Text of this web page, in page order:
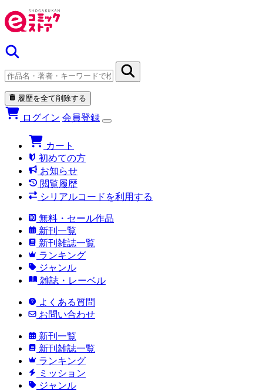
履歴を全て削除する
ログイン 会員登録
カート
初めての方
お知らせ
閲覧履歴
シリアルコードを利用する
無料・セール作品
新刊一覧
新刊雑誌一覧
ランキング
ジャンル
雑誌・レーベル
よくある質問
お問い合わせ
新刊一覧
新刊雑誌一覧
ランキング
ミッション
ジャンル